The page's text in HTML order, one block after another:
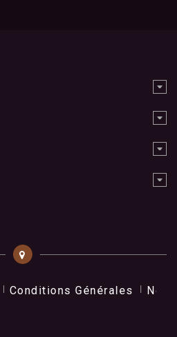
Conditions Générales Nos